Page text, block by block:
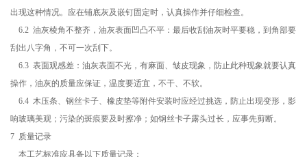
出现这种情况。应在铺底灰及嵌钉固定时，认真操作并仔细检查。
6.2 油灰棱角不整齐，油灰表面凹凸不平：最后收刮油灰时平要稳，到角部要
刮出八字角，不可一次刮下。
6.3 表面观感差：油灰表面不光，有麻面、皱皮现象，防止此种现象就要认真
操作，油灰的质量应保证，温度要适宜，不干、不软。
6.4 木压条、钢丝卡子、橡皮垫等附件安装时应经过挑选，防止出现变形，影
响玻璃美观；污染的斑痕要及时擦净；如钢丝卡子露头过长，应事先剪断。
7 质量记录
本工艺标准应具备以下质量记录：